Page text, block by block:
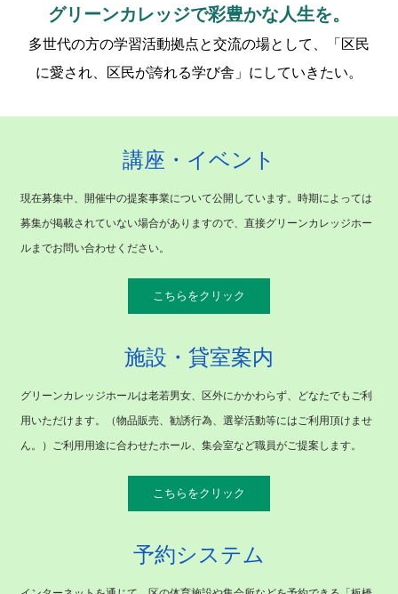
グリーンカレッジで彩豊かな人生を。
多世代の方の学習活動拠点と交流の場として、「区民
に愛され、区民が誇れる学び舎」にしていきたい。
講座・イベント
現在募集中、開催中の提案事業について公開しています。時期によっては
募集が掲載されていない場合がありますので、直接グリーンカレッジホー
ルまでお問い合わせください。
こちらをクリック
施設・貸室案内
グリーンカレッジホールは老若男女、区外にかかわらず、どなたでもご利
用いただけます。（物品販売、勧誘行為、選挙活動等にはご利用頂けませ
ん。）ご利用用途に合わせたホール、集会室など職員がご提案します。
こちらをクリック
予約システム